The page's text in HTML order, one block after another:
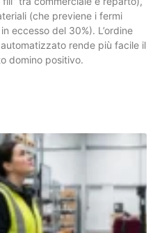
(che previene i fermi
eccesso del 30%). L’ordine
rende più facile il
domino positivo.